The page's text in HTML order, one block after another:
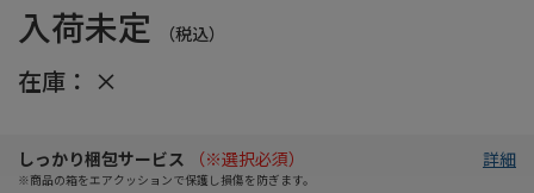
入荷未定 （税込）
在庫： ×
しっかり梱包サービス （※選択必須）
※商品の箱をエアクッションで保護し損傷を防ぎます。
詳細